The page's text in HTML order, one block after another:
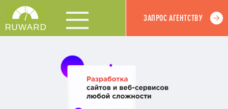
ЗАПРОС АГЕНТСТВУ